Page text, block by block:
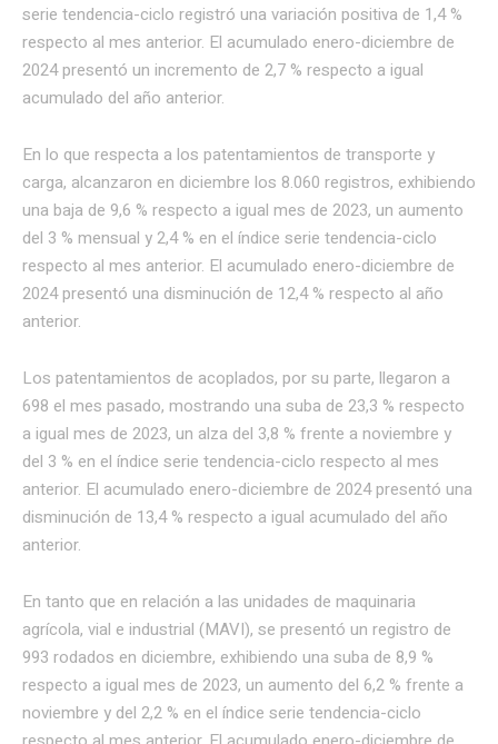
serie tendencia-ciclo registró una variación positiva de 1,4 %
respecto al mes anterior. El acumulado enero-diciembre de
2024 presentó un incremento de 2,7 % respecto a igual
acumulado del año anterior.
En lo que respecta a los patentamientos de transporte y
carga, alcanzaron en diciembre los 8.060 registros, exhibiendo
una baja de 9,6 % respecto a igual mes de 2023, un aumento
del 3 % mensual y 2,4 % en el índice serie tendencia-ciclo
respecto al mes anterior. El acumulado enero-diciembre de
2024 presentó una disminución de 12,4 % respecto al año
anterior.
Los patentamientos de acoplados, por su parte, llegaron a
698 el mes pasado, mostrando una suba de 23,3 % respecto
a igual mes de 2023, un alza del 3,8 % frente a noviembre y
del 3 % en el índice serie tendencia-ciclo respecto al mes
anterior. El acumulado enero-diciembre de 2024 presentó una
disminución de 13,4 % respecto a igual acumulado del año
anterior.
En tanto que en relación a las unidades de maquinaria
agrícola, vial e industrial (MAVI), se presentó un registro de
993 rodados en diciembre, exhibiendo una suba de 8,9 %
respecto a igual mes de 2023, un aumento del 6,2 % frente a
noviembre y del 2,2 % en el índice serie tendencia-ciclo